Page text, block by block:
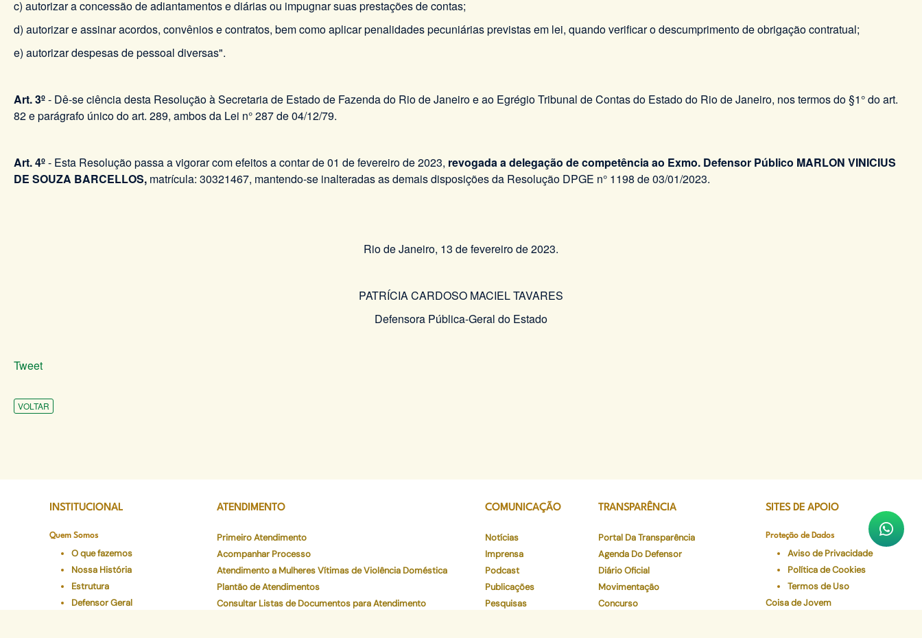
c) autorizar a concessão de adiantamentos e diárias ou impugnar suas prestações de contas;
d) autorizar e assinar acordos, convênios e contratos, bem como aplicar penalidades pecuniárias previstas em lei, quando verificar o descumprimento de obrigação contratual;
e) autorizar despesas de pessoal diversas".
Art. 3º- Dê-se ciência desta Resolução à Secretaria de Estado de Fazenda do Rio de Janeiro e ao Egrégio Tribunal de Contas do Estado do Rio de Janeiro, nos termos do §1° do art.
82 e parágrafo único do art. 289, ambos da Lei n° 287 de 04/12/79.
Art. 4º- Esta Resolução passa a vigorar com efeitos a contar de 01 de fevereiro de 2023, revogada a delegação de competência ao Exmo. Defensor Público MARLON VINICIUS
DE SOUZA BARCELLOS, matrícula: 30321467, mantendo-se inalteradas as demais disposições da Resolução DPGE n° 1198 de 03/01/2023.
Rio de Janeiro, 13 de fevereiro de 2023.
PATRÍCIA CARDOSO MACIEL TAVARES
Defensora Pública-Geral do Estado
Tweet
VOLTAR
INSTITUCIONAL
Quem Somos
O que fazemos
Nossa História
Estrutura
Defensor Geral
ATENDIMENTO
Primeiro Atendimento
Acompanhar Processo
Atendimento a Mulheres Vítimas de Violência Doméstica
Plantão de Atendimentos
Consultar Listas de Documentos para Atendimento
COMUNICAÇÃO
Notícias
Imprensa
Podcast
Publicações
Pesquisas
TRANSPARÊNCIA
Portal Da Transparência
Agenda Do Defensor
Diário Oficial
Movimentação
Concurso
SITES DE APOIO
Proteção de Dados
Aviso de Privacidade
Política de Cookies
Termos de Uso
Coisa de Jovem